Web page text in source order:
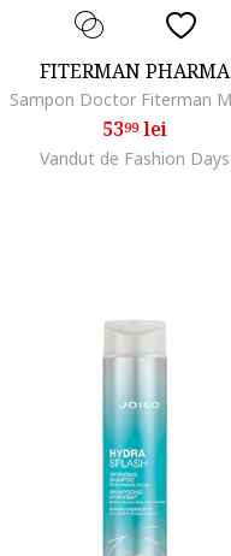
FITERMAN PHARMA
5399lei
Vandut de Fashion Days